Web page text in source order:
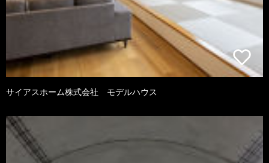
サイアスホーム株式会社 モデルハウス